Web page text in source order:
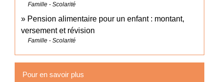
Famille - Scolarité
Pension alimentaire pour un enfant : montant,
versement et révision
Famille - Scolarité
Pour en savoir plus